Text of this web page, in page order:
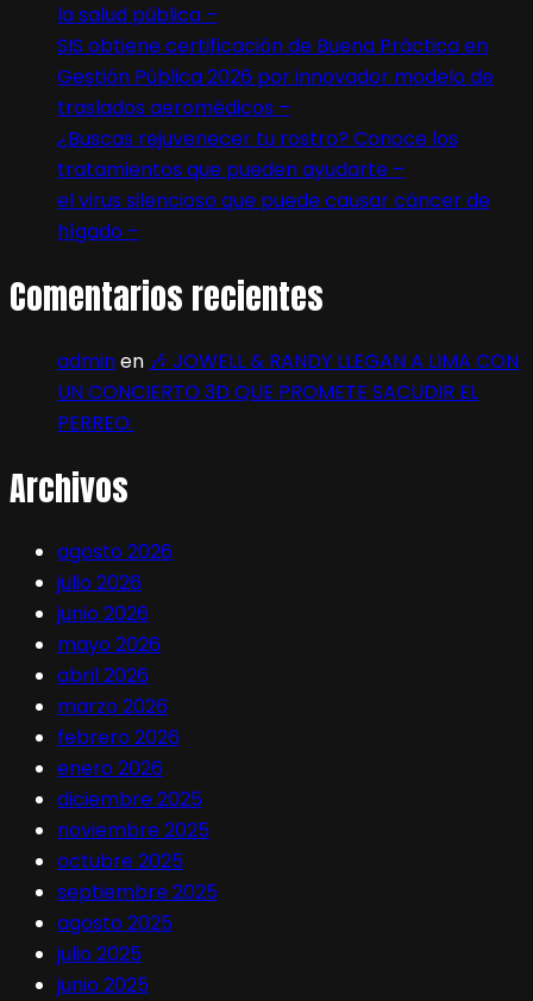
la salud pública –
SIS obtiene certificación de Buena Práctica en
Gestión Pública 2026 por innovador modelo de
traslados aeromédicos –
¿Buscas rejuvenecer tu rostro? Conoce los
tratamientos que pueden ayudarte –
el virus silencioso que puede causar cáncer de
hígado –
Comentarios recientes
adminen 🎶 JOWELL & RANDY LLEGAN A LIMA CON
UN CONCIERTO 3D QUE PROMETE SACUDIR EL
PERREO:
Archivos
agosto 2026
julio 2026
junio 2026
mayo 2026
abril 2026
marzo 2026
febrero 2026
enero 2026
diciembre 2025
noviembre 2025
octubre 2025
septiembre 2025
agosto 2025
julio 2025
junio 2025